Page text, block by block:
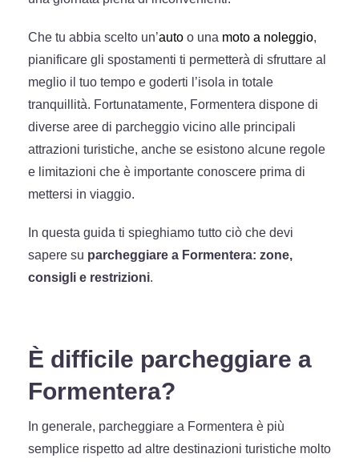
Che tu abbia scelto un’auto o una moto a noleggio,
pianificare gli spostamenti ti permetterà di sfruttare al
meglio il tuo tempo e goderti l’isola in totale
tranquillità. Fortunatamente, Formentera dispone di
diverse aree di parcheggio vicino alle principali
attrazioni turistiche, anche se esistono alcune regole
e limitazioni che è importante conoscere prima di
mettersi in viaggio.
In questa guida ti spieghiamo tutto ciò che devi
sapere su parcheggiare a Formentera: zone,
consigli e restrizioni.
È difficile parcheggiare a
Formentera?
In generale, parcheggiare a Formentera è più
semplice rispetto ad altre destinazioni turistiche molto